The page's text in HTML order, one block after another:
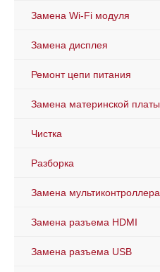
Замена Wi-Fi модуля
Замена дисплея
Ремонт цепи питания
Замена материнской платы
Чистка
Разборка
Замена мультиконтроллера
Замена разъема HDMI
Замена разъема USB